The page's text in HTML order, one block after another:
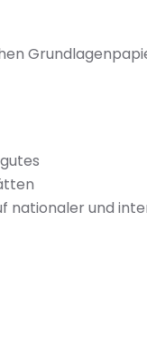
nationaler und